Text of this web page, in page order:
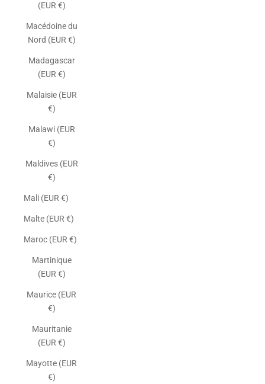
(EUR €)
Macédoine du
Nord (EUR €)
Madagascar
(EUR €)
Malaisie (EUR
€)
Malawi (EUR
€)
Maldives (EUR
€)
Mali (EUR €)
Malte (EUR €)
Maroc (EUR €)
Martinique
(EUR €)
Maurice (EUR
€)
Mauritanie
(EUR €)
Mayotte (EUR
€)